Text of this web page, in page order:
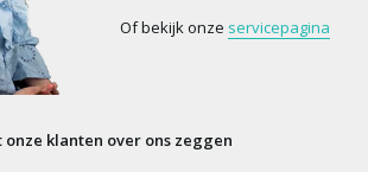
Of bekijk onze servicepagina
onze klanten over ons zeggen